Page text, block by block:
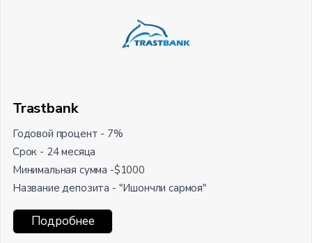
Trastbank
Годовой процент - 7%
Срок - 24 месяца
Минимальная сумма -$1000
Название депозита - "Ишончли сармоя"
Подробнее